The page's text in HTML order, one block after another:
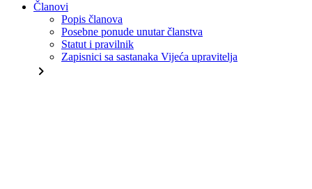
Članovi
Popis članova
Posebne ponude unutar članstva
Statut i pravilnik
Zapisnici sa sastanaka Vijeća upravitelja
chevron_right